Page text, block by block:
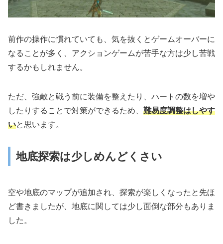
前作の操作に慣れていても、気を抜くとゲームオーバーに
なることが多く、アクションゲームが苦手な方は少し苦戦
するかもしれません。
ただ、強敵と戦う前に装備を整えたり、ハートの数を増や
したりすることで対策ができるため、 難易度調整はしやす
いと思います。
地底探索は少しめんどくさい
空や地底のマップが追加され、探索が楽しくなったと先ほ
ど書きましたが、地底に関しては少し面倒な部分もありま
した。